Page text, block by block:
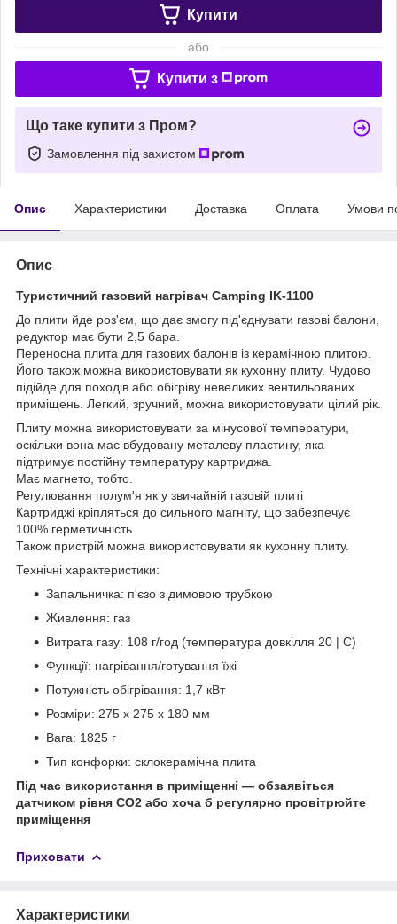
Купити
або
Купити з
Що таке купити з Пром?
Замовлення під захистом
Опис Характеристики Доставка Оплата Умови
Опис
Туристичний газовий нагрівач Camping IK-1100
До плити йде роз'єм, що дає змогу під'єднувати газові балони,
редуктор має бути 2,5 бара.
Переносна плита для газових балонів із керамічною плитою.
Його також можна використовувати як кухонну плиту. Чудово
підійде для походів або обігріву невеликих вентильованих
приміщень. Легкий, зручний, можна використовувати цілий рік.
Плиту можна використовувати за мінусової температури,
оскільки вона має вбудовану металеву пластину, яка
підтримує постійну температуру картриджа.
Має магнето, тобто.
Регулювання полум'я як у звичайній газовій плиті
Картриджі кріпляться до сильного магніту, що забезпечує
100% герметичність.
Також пристрій можна використовувати як кухонну плиту.
Технічні характеристики:
Запальничка: п'єзо з димовою трубкою
Живлення: газ
Витрата газу: 108 г/год (температура довкілля 20 | C)
Функції: нагрівання/готування їжі
Потужність обігрівання: 1,7 кВт
Розміри: 275 х 275 х 180 мм
Вага: 1825 г
Тип конфорки: склокерамічна плита
Під час використання в приміщенні — обзаявіться
датчиком рівня СО2 або хоча б регулярно провітрюйте
приміщення
Приховати
Характеристики